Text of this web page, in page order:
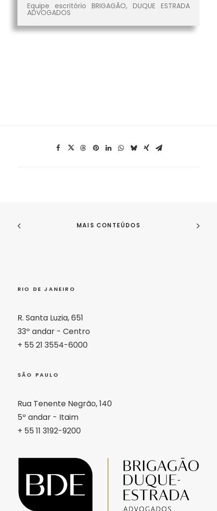
Equipe escritório BRIGAGÃO, DUQUE ESTRADA
ADVOGADOS
MAIS CONTEÚDOS
RIO DE JANEIRO
R. Santa Luzia, 651
33º andar - Centro
+ 55 21 3554-6000
SÃO PAULO
Rua Tenente Negrão, 140
5º andar - Itaim
+ 55 11 3192-9200